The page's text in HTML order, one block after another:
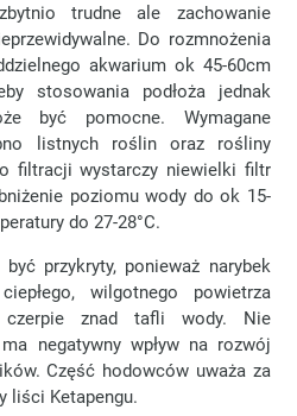
trudne ale zachowanie
Do rozmnożenia
akwarium ok 45-60cm
stosowania podłoża jednak
być pomocne. Wymagane
listnych roślin oraz rośliny
filtracji wystarczy niewielki filtr
poziomu wody do ok 15-
do 27-28°C.
przykryty, ponieważ narybek
wilgotnego powietrza
czerpie znad tafli wody. Nie
negatywny wpływ na rozwój
Część hodowców uważa za
liści Ketapengu.